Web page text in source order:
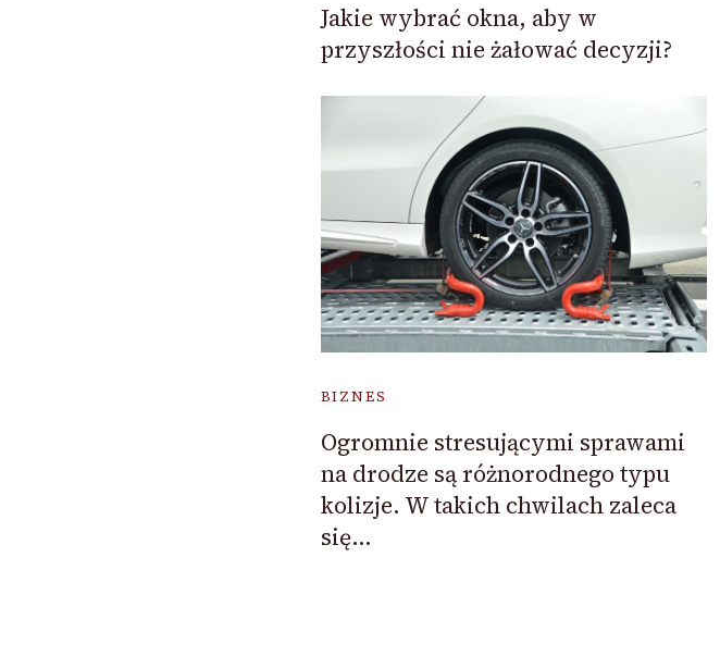
Jakie wybrać okna, aby w
przyszłości nie żałować decyzji?
BIZNES
Ogromnie stresującymi sprawami
na drodze są różnorodnego typu
kolizje. W takich chwilach zaleca
się…